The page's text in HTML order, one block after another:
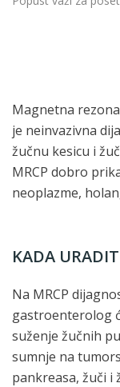
Magnetna
je neinvazivna
žučnu kesicu i
MRCP dobro
neoplazme,
KADA
Na MRCP
gastroenterolog
suženje žučnih
sumnje na
pankreasa, žuči i